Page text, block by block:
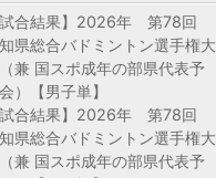
試合結果】2026年 第78回
県総合バドミントン選手権大
兼 国スポ成年の部県代表予
）【男子単】
試合結果】2026年 第78回
県総合バドミントン選手権大
兼 国スポ成年の部県代表予